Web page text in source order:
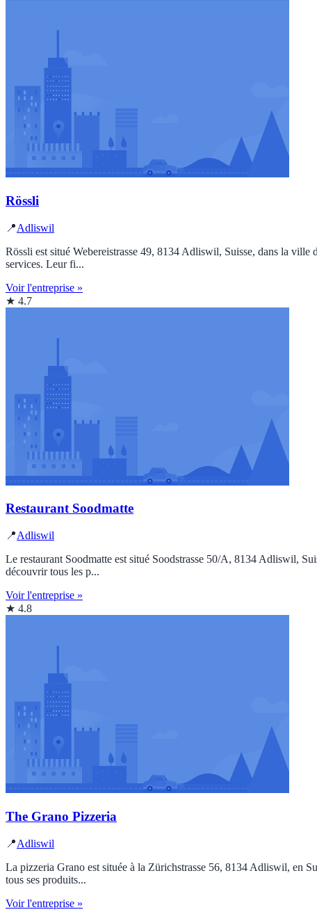
Rössli
📍Adliswil
Rössli est situé Webereistrasse 49, 8134 Adliswil, Suisse, dans la
services. Leur fi...
Voir l'entreprise »
★ 4.7
Restaurant Soodmatte
📍Adliswil
Le restaurant Soodmatte est situé Soodstrasse 50/A, 8134 Adliswil,
découvrir tous les p...
Voir l'entreprise »
★ 4.8
The Grano Pizzeria
📍Adliswil
La pizzeria Grano est située à la Zürichstrasse 56, 8134 Adliswil, en
tous ses produits...
Voir l'entreprise »